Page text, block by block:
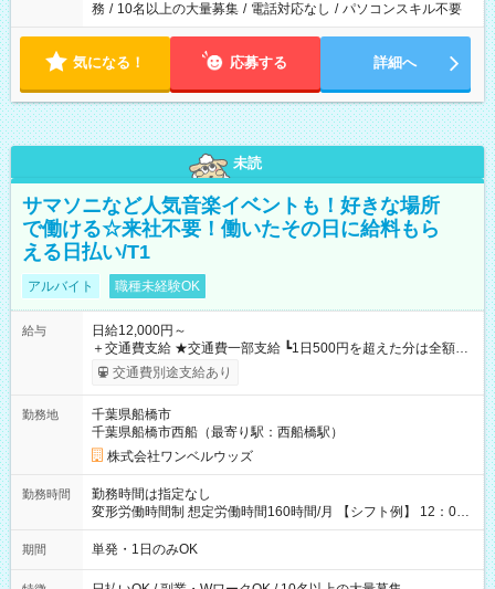
務 / 10名以上の大量募集 / 電話対応なし / パソコンスキル不要
気になる！ 応募する 詳細へ
未読
サマソニなど人気音楽イベントも！好きな場所
で働ける☆来社不要！働いたその日に給料もら
える日払い/T1
アルバイト 職種未経験OK
給与
日給12,000円～
＋交通費支給 ★交通費一部支給 ┗1日500円を超えた分は全額支
給！ ※往復500円以内の方は自己負担となります ★日払いOK！
（規定あり） ┗働いたその日に現金GET♪ お仕事後はコンビニ
なし
交通費別途支給あり
勤務地
千葉県船橋市
千葉県船橋市西船（最寄り駅：西船橋駅）
株式会社ワンベルウッズ
勤務時間
勤務時間は指定なし
変形労働時間制 想定労働時間160時間/月 【シフト例】 12：00
～22：00
期間 単発・1日のみOK